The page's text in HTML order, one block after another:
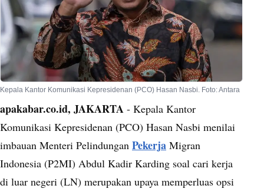
Kepala Kantor Komunikasi Kepresidenan (PCO) Hasan Nasbi. Foto: Antara
apakabar.co.id, JAKARTA - Kepala Kantor
Komunikasi Kepresidenan (PCO) Hasan Nasbi menilai
imbauan Menteri Pelindungan Pekerja Migran
Indonesia (P2MI) Abdul Kadir Karding soal cari kerja
di luar negeri (LN) merupakan upaya memperluas opsi